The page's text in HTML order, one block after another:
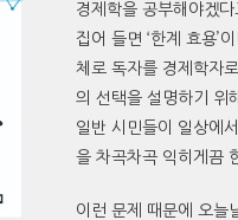
경제학을 공부해야겠
집어 들면 ‘한계 효용’
체로 독자를 경제학자
의 선택을 설명하기 위
일반 시민들이 일상에
을 차곡차곡 익히게끔
이런 문제 때문에 오늘